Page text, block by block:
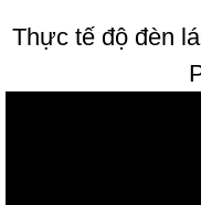
Thực tế độ đèn